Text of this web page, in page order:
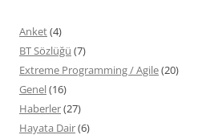
Anket(4)
BT Sözlüğü (7)
Extreme Programming / Agile(20)
Genel(16)
Haberler(27)
Hayata Dair(6)